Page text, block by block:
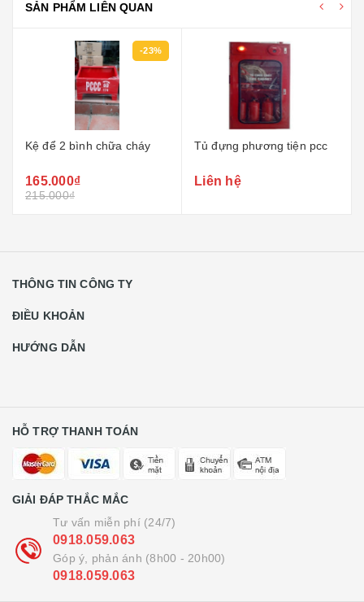
SẢN PHẨM LIÊN QUAN
-23%
Kệ để 2 bình chữa cháy
165.000₫
215.000₫
Tủ đựng phương tiện pcc
Liên hệ
THÔNG TIN CÔNG TY
ĐIỀU KHOẢN
HƯỚNG DẪN
HỖ TRỢ THANH TOÁN
GIẢI ĐÁP THẮC MẮC
Tư vấn miễn phí (24/7)
0918.059.063
Góp ý, phản ánh (8h00 - 20h00)
0918.059.063